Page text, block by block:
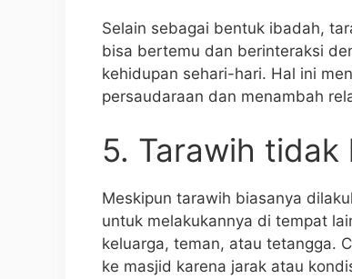
Selain sebagai bentuk ibadah,
bisa bertemu dan berinteraksi
kehidupan sehari-hari. Hal ini
persaudaraan dan menambah
5. Tarawih tidak
Meskipun tarawih biasanya
untuk melakukannya di tempat
keluarga, teman, atau tetangga.
ke masjid karena jarak atau